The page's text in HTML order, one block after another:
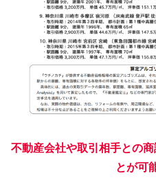
不動産会社や取引相手との
とが可